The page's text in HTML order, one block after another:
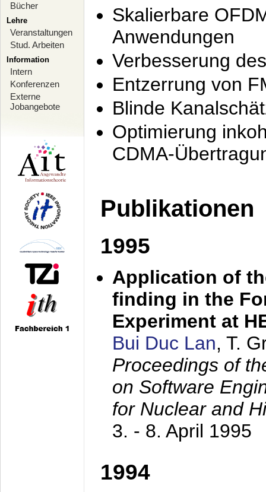
Bücher
Lehre
Veranstaltungen
Stud. Arbeiten
Information
Intern
Konferenzen
Externe
Jobangebote
Skalierbare
Anwendungen
Verbesserung
Entzerrung von
Blinde
Optimierung
CDMA-
Publikationen
1995
Application of
finding in the
Experiment at
Bui Duc Lan, T.
Proceedings of
on Software
for Nuclear and
3. - 8. April 1995
1994